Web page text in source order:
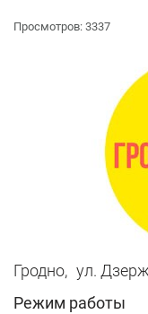
Просмотров: 3337
Гродно, ул.
Режим работы